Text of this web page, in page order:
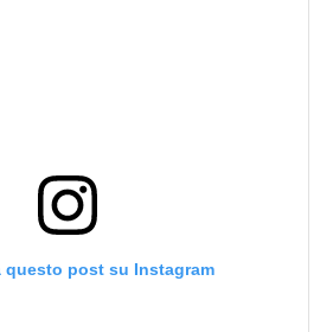
questo post su Instagram